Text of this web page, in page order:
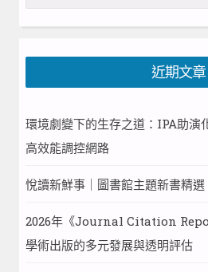
尋
近期文章
環境劇變下的生存之道：IPA助演
高效能調控網路
悅讀新鮮事｜圖書館主題新書精選
2026年《Journal Citation
學術出版的多元發展與透明評估